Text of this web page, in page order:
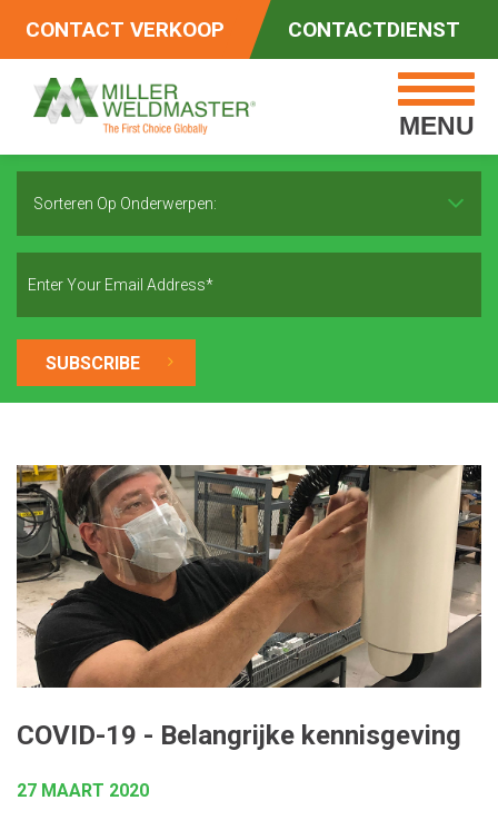
CONTACT VERKOOP CONTACTDIENST
MENU
Sorteren Op Onderwerpen:
COVID-19 - Belangrijke kennisgeving
27 MAART 2020